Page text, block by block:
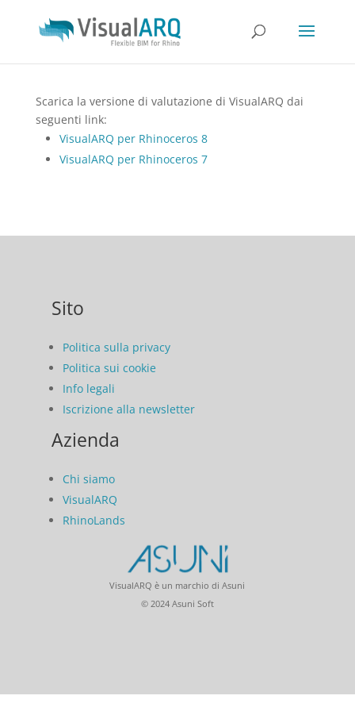
Scarica la versione di valutazione di VisualARQ dai
seguenti link:
VisualARQ per Rhinoceros 8
VisualARQ per Rhinoceros 7
Sito
Politica sulla privacy
Politica sui cookie
Info legali
Iscrizione alla newsletter
Azienda
Chi siamo
VisualARQ
RhinoLands
VisualARQ è un marchio di Asuni
© 2024 Asuni Soft